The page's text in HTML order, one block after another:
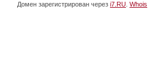
Домен зарегистрирован через i7.RU Whois